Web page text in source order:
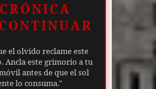
el olvido reclame este
Ancla este grimorio a tu
antes de que el sol
lo consuma."